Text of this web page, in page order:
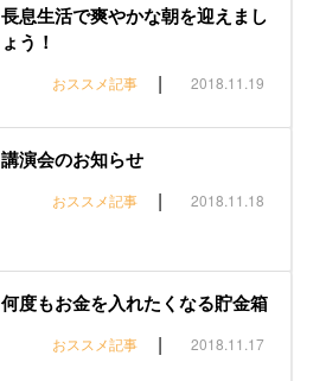
長息生活で爽やかな朝を迎えまし
ょう！
おススメ記事 | 2018.11.19
講演会のお知らせ
おススメ記事 | 2018.11.18
何度もお金を入れたくなる貯金箱
おススメ記事 | 2018.11.17